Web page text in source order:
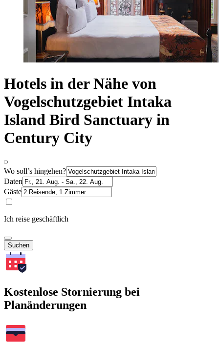
Hotels in der Nähe von
Vogelschutzgebiet Intaka
Island Bird Sanctuary in
Century City
Wo soll’s hingehen?
Daten
Gäste
Ich reise geschäftlich
Suchen
Kostenlose Stornierung bei
Planänderungen